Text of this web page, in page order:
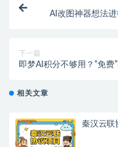
AI改图神器想法
下一篇
即梦AI积分不够用？“免费
相关文章
秦汉云联